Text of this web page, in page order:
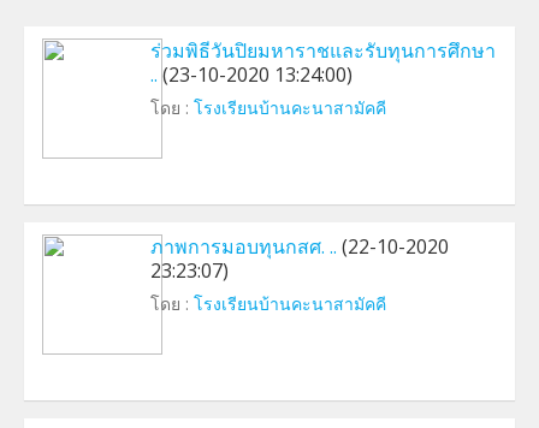
ร่วมพิธีวันปิยมหาราชและรับทุนการศึกษา
.. (23-10-2020 13:24:00)
โดย : โรงเรียนบ้านคะนาสามัคคี
ภาพการมอบทุนกสศ. .. (22-10-2020
23:23:07)
โดย : โรงเรียนบ้านคะนาสามัคคี